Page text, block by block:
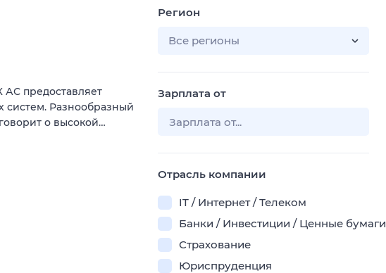
предоставляет
систем. Разнообразный
о высокой…
Регион
Все регионы
Зарплата от
Отрасль компании
IT / Интернет / Телеком
Банки / Инвестиции / Ценные бумаги
Страхование
Юриспруденция